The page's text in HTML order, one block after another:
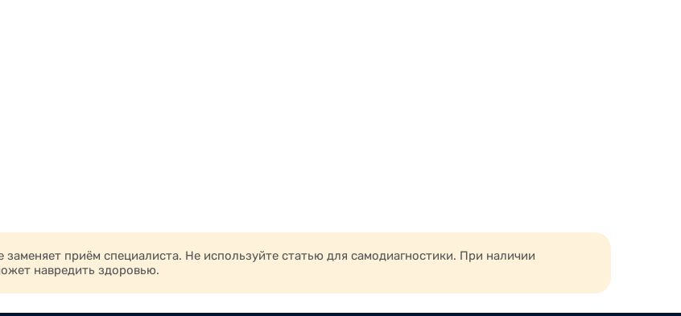
приём специалиста. Не используйте статью для самодиагностики. При наличии
навредить здоровью.